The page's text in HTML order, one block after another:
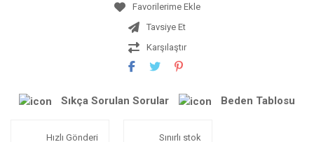
Tavsiye Et
Karşılaştır
Sıkça Sorulan Sorular Beden Tablosu
Hızlı Gönderi Sınırlı stok